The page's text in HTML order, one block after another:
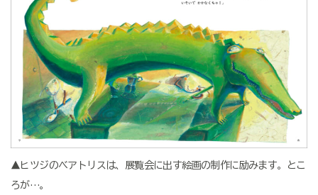
▲ヒツジのべアトリスは、展覧会に出す絵画の制作に励みます。とこ
ろが…。